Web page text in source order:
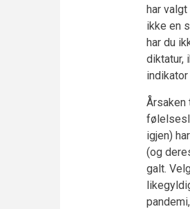
har
ikke en
har du
diktatur,
Årsaken
igjen)
(og
galt.